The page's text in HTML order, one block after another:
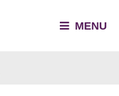
MENU